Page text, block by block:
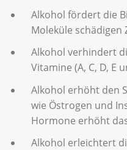
Alkohol fördert die
Moleküle schädigen
Alkohol verhindert
Vitamine (A, C, D, E
Alkohol erhöht den
wie Östrogen und
Hormone erhöht
Alkohol erleichtert